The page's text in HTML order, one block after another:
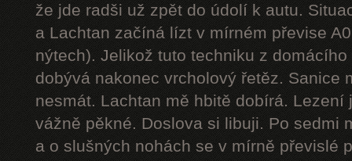
že jde radši už zpět do údolí k autu.
a Lachtan začíná lízt v mírném převise
nýtech). Jelikož tuto techniku z
dobývá nakonec vrcholový řetěz. Sanice
nesmát. Lachtan mě hbitě dobírá.
vážně pěkné. Doslova si libuji. Po sedmi
a o slušných nohách se v mírně převislé